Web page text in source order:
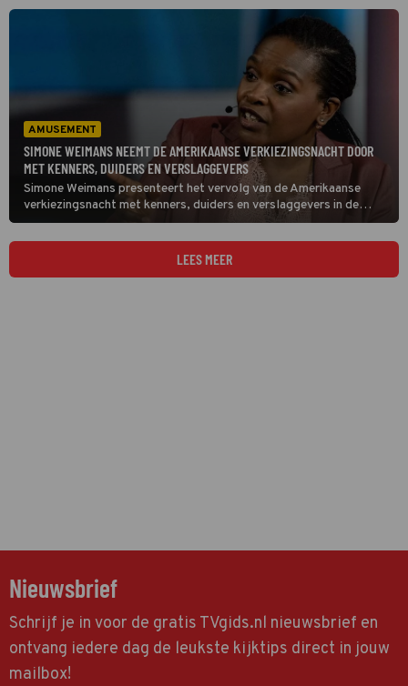
voor.
AMUSEMENT
SIMONE WEIMANS NEEMT DE AMERIKAANSE VERKIEZINGSNACHT DOOR
MET KENNERS, DUIDERS EN VERSLAGGEVERS
Simone Weimans presenteert het vervolg van de Amerikaanse
verkiezingsnacht met kenners, duiders en verslaggevers in de
Verenigde Staten. Vier jaar geleden werd pas laat duidelijk dat Joe
Biden Donald Trump had verslagen.
LEES MEER
Nieuwsbrief
Schrijf je in voor de gratis TVgids.nl nieuwsbrief en
ontvang iedere dag de leukste kijktips direct in jouw
mailbox!